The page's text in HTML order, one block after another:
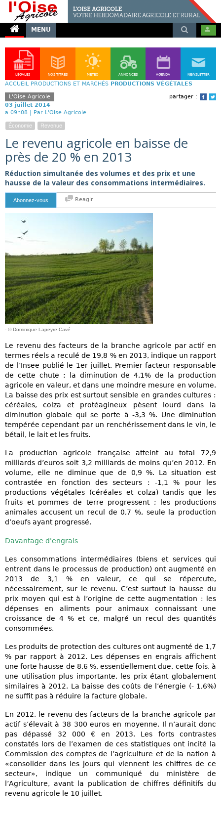
MENU
LÉGALES NOS TITRES MÉTÉO ANNONCES AGENDA NEWSLETTER
ACCUEIL PRODUCTIONS ET MARCHÉS PRODUCTIONS VÉGÉTALES
partager :
L'Oise Agricole
03 juillet 2014
a 09h08 | Par L'Oise Agricole
Économie Revenue
Le revenu agricole en baisse de
près de 20 % en 2013
Réduction simultanée des volumes et des prix et une
hausse de la valeur des consommations intermédiaires.
Abonnez-vous Reagir
- © Dominique Lapeyre Cavé
Le revenu des facteurs de la branche agricole par actif en
termes réels a reculé de 19,8 % en 2013, indique un rapport
de l’Insee publié le 1er juillet. Premier facteur responsable
de cette chute : la diminution de 4,1% de la production
agricole en valeur, et dans une moindre mesure en volume.
La baisse des prix est surtout sensible en grandes cultures :
céréales, colza et protéagineux pèsent lourd dans la
diminution globale qui se porte à -3,3 %. Une diminution
tempérée cependant par un renchérissement dans le vin, le
bétail, le lait et les fruits.
La production agricole française atteint au total 72,9
milliards d’euros soit 3,2 milliards de moins qu’en 2012. En
volume, elle ne diminue que de 0,9 %. La situation est
contrastée en fonction des secteurs : -1,1 % pour les
productions végétales (céréales et colza) tandis que les
fruits et pommes de terre progressent ; les productions
animales accusent un recul de 0,7 %, seule la production
d’oeufs ayant progressé.
Davantage d'engrais
Les consommations intermédiaires (biens et services qui
entrent dans le processus de production) ont augmenté en
2013 de 3,1 % en valeur, ce qui se répercute,
nécessairement, sur le revenu. C’est surtout la hausse du
prix moyen qui est à l’origine de cette augmentation : les
dépenses en aliments pour animaux connaissant une
croissance de 4 % et ce, malgré un recul des quantités
consommées.
Les produits de protection des cultures ont augmenté de 1,7
% par rapport à 2012. Les dépenses en engrais affichent
une forte hausse de 8,6 %, essentiellement due, cette fois, à
une utilisation plus importante, les prix étant globalement
similaires à 2012. La baisse des coûts de l’énergie (- 1,6%)
ne suffit pas à réduire la facture globale.
En 2012, le revenu des facteurs de la branche agricole par
actif s’élevait à 38 300 euros en moyenne. Il n’aurait donc
pas dépassé 32 000 € en 2013. Les forts contrastes
constatés lors de l’examen de ces statistiques ont incité la
Commission des comptes de l’agriculture et de la nation à
«consolider dans les jours qui viennent les chiffres de ce
secteur», indique un communiqué du ministère de
l’Agriculture, avant la publication de chiffres définitifs du
revenu agricole le 10 juillet.